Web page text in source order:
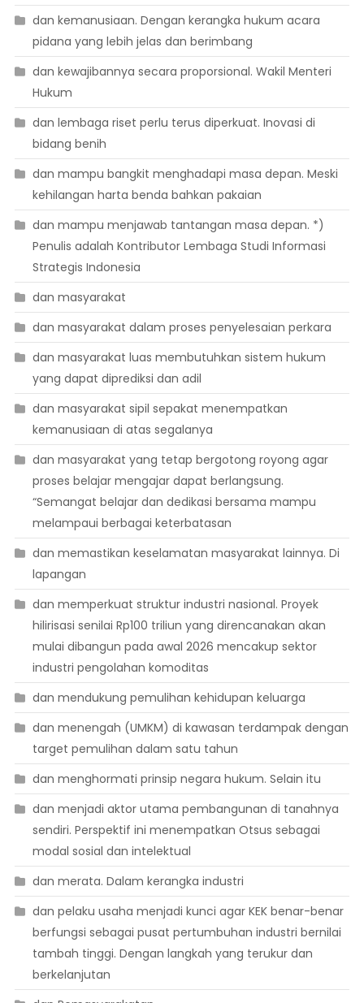
dan kemanusiaan. Dengan kerangka hukum acara
pidana yang lebih jelas dan berimbang
dan kewajibannya secara proporsional. Wakil Menteri
Hukum
dan lembaga riset perlu terus diperkuat. Inovasi di
bidang benih
dan mampu bangkit menghadapi masa depan. Meski
kehilangan harta benda bahkan pakaian
dan mampu menjawab tantangan masa depan. *)
Penulis adalah Kontributor Lembaga Studi Informasi
Strategis Indonesia
dan masyarakat
dan masyarakat dalam proses penyelesaian perkara
dan masyarakat luas membutuhkan sistem hukum
yang dapat diprediksi dan adil
dan masyarakat sipil sepakat menempatkan
kemanusiaan di atas segalanya
dan masyarakat yang tetap bergotong royong agar
proses belajar mengajar dapat berlangsung.
“Semangat belajar dan dedikasi bersama mampu
melampaui berbagai keterbatasan
dan memastikan keselamatan masyarakat lainnya. Di
lapangan
dan memperkuat struktur industri nasional. Proyek
hilirisasi senilai Rp100 triliun yang direncanakan akan
mulai dibangun pada awal 2026 mencakup sektor
industri pengolahan komoditas
dan mendukung pemulihan kehidupan keluarga
dan menengah (UMKM) di kawasan terdampak dengan
target pemulihan dalam satu tahun
dan menghormati prinsip negara hukum. Selain itu
dan menjadi aktor utama pembangunan di tanahnya
sendiri. Perspektif ini menempatkan Otsus sebagai
modal sosial dan intelektual
dan merata. Dalam kerangka industri
dan pelaku usaha menjadi kunci agar KEK benar-benar
berfungsi sebagai pusat pertumbuhan industri bernilai
tambah tinggi. Dengan langkah yang terukur dan
berkelanjutan